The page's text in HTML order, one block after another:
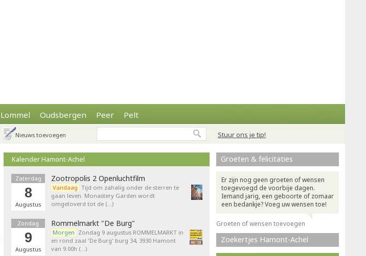
Lommel Oudsbergen Peer Pelt
Stuur ons je tip!
Nieuws toevoegen
Kalender Hamont-Achel
Zaterdag
8
Augustus
Zootropolis 2 Openluchtfilm
Vandaag Tijd om zahalig onder de sterren te
gaan leven. Monastery Garden wordt
omgetoverd tot de (…)
Zondag
9
Augustus
Rommelmarkt "De Burg"
Morgen Zondag 9 augustus ROMMELMARKT in
en rond zaal 'De Burg' burg 34, 3930 Hamont
van 9.00h (…)
Groeten & felicitaties
Er zijn nog geen groeten of wensen
toegevoegd de voorbije dagen.
Iemand jarig, een geboorte of zomaar
een bedankje? Voeg uw wensen toe!
Groeten of wensen toevoegen
Zoekertjes Hamont-Achel